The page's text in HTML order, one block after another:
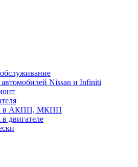
Nissan и Infiniti
в АКПП, МКПП
двигателе